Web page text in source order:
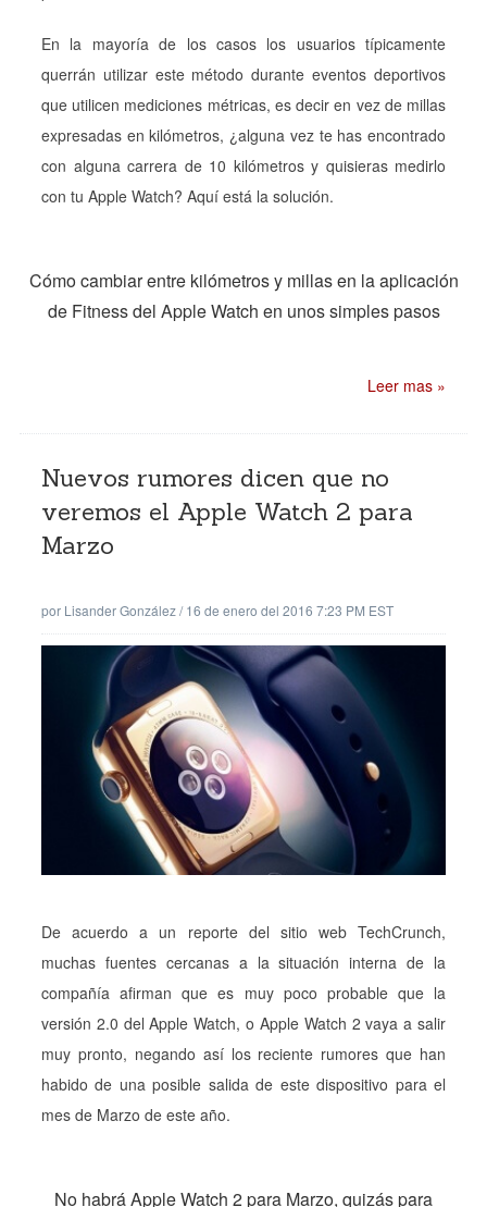
En la mayoría de los casos los usuarios típicamente
querrán utilizar este método durante eventos deportivos
que utilicen mediciones métricas, es decir en vez de millas
expresadas en kilómetros, ¿alguna vez te has encontrado
con alguna carrera de 10 kilómetros y quisieras medirlo
con tu Apple Watch? Aquí está la solución.
Cómo cambiar entre kilómetros y millas en la aplicación
de Fitness del Apple Watch en unos simples pasos
Leer mas »
Nuevos rumores dicen que no
veremos el Apple Watch 2 para
Marzo
por Lisander González/16 de enero del 2016 7:23 PM EST
De acuerdo a un reporte del sitio web TechCrunch,
muchas fuentes cercanas a la situación interna de la
compañía afirman que es muy poco probable que la
versión 2.0 del Apple Watch, o Apple Watch 2 vaya a salir
muy pronto, negando así los reciente rumores que han
habido de una posible salida de este dispositivo para el
mes de Marzo de este año.
No habrá Apple Watch 2 para Marzo, quizás para